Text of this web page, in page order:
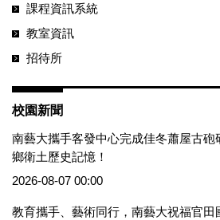
課程資訊系統
教室資訊
招待所
校園新聞
南藝大攜手客發中心完成佳冬蕭屋古砲
鄉衛土歷史記憶！
2026-08-07 00:00
教育攜手、藝術同行，南藝大祝福官田